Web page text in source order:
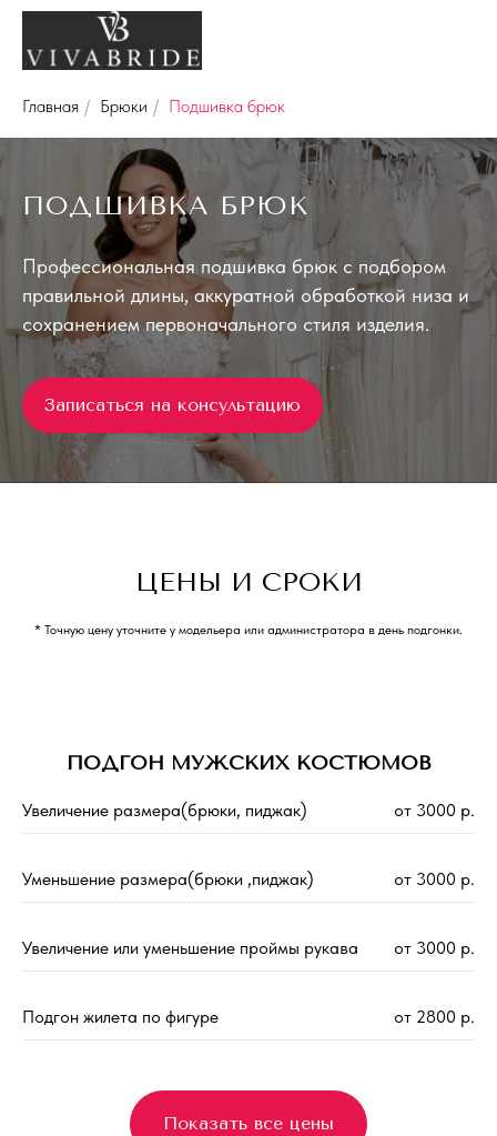
Главная / Брюки / Подшивка брюк
ПОДШИВКА БРЮК
Профессиональная подшивка брюк с подбором
правильной длины, аккуратной обработкой низа и
сохранением первоначального стиля изделия.
Записаться на консультацию
ЦЕНЫ И СРОКИ
* Точную цену уточните у модельера или администратора в день подгонки.
ПОДГОН МУЖСКИХ КОСТЮМОВ
Увеличение размера(брюки, пиджак) от 3000 р.
Уменьшение размера(брюки ,пиджак) от 3000 р.
Увеличение или уменьшение проймы рукава от 3000 р.
Подгон жилета по фигуре от 2800 р.
Показать все цены